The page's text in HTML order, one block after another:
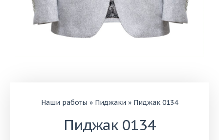
Наши работы » Пиджаки » Пиджак 0134
Пиджак 0134